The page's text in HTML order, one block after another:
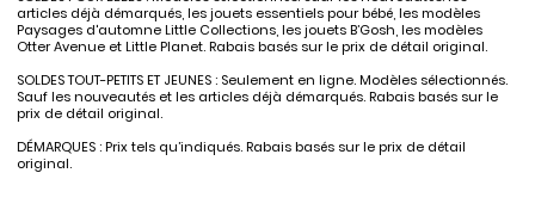
articles déjà démarqués, les jouets essentiels pour bébé, les modèles
Paysages d'automne Little Collections, les jouets B’Gosh, les modèles
Otter Avenue et Little Planet. Rabais basés sur le prix de détail original.
SOLDES TOUT-PETITS ET JEUNES : Seulement en ligne. Modèles sélectionnés.
Sauf les nouveautés et les articles déjà démarqués. Rabais basés sur le
prix de détail original.
DÉMARQUES : Prix tels qu’indiqués. Rabais basés sur le prix de détail
original.